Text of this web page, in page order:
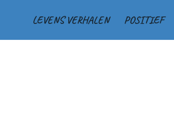
LEVENS VERHALEN POSITIEF